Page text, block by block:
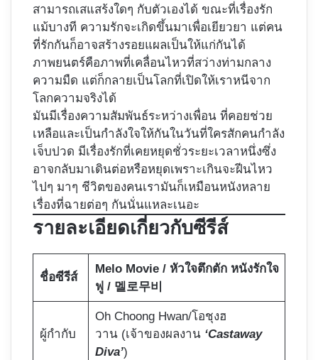
สามารถเสแสร้งใดๆ กับตัวเองได้ ขณะที่เรื่องรัก
แม้บางที ความรักจะเกิดขึ้นมาเพื่อเยียวยา แต่คน
ที่รักกันก็อาจสร้างรอยแผลเป็นให้แก่กันได้
ภาพยนตร์คือภาพที่เคลื่อนไหวที่สว่างท่ามกลาง
ความมืด แต่ก็กลายเป็นโลกที่เปิดให้เราหนีจาก
โลกความจริงได้
มันมีเรื่องความสัมพันธ์ระหว่างเพื่อน ที่คอยช่วย
เหลือและเป็นกำลังใจให้กันในวันที่ใครสักคนกำลัง
เจ็บปวด มีเรื่องรักที่เคยหยุดชั่วระยะเวลาหนึ่งซึ่ง
อาจกลับมาเดินต่อหรือหยุดเพราะเกินจะฝีนไหว
ไปๆ มาๆ ชีวิตของคนเรามันก็เหมือนหนังหลาย
เรื่องที่ฉายต่อๆ กันนั่นแหละเนอะ
รายละเอียดเกี่ยวกับซีรีส์
ชื่อซีรีส์
Melo Movie / หัวใจตึกตัก หนังรักใจ
ฟู / 멜로무비
ผู้กำกับ
Oh Choong Hwan/โอชุงฮ
วาน (เจ้าของผลงาน ‘Castaway
Diva’)